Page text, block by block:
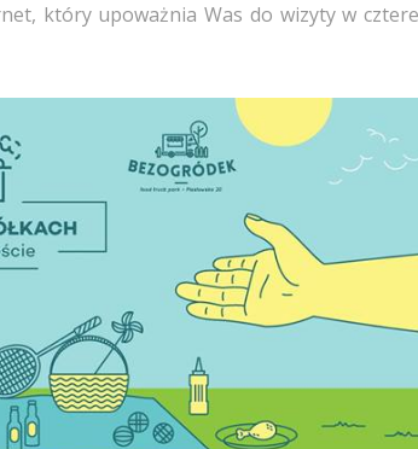
który upoważnia Was do wizyty w